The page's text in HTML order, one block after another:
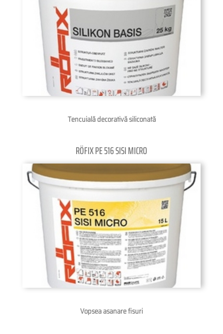
Tencuială decorativă siliconată
RÖFIX PE 516 SISI MICRO
Vopsea asanare fisuri